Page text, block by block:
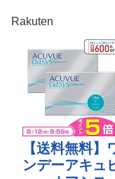
Rakuten